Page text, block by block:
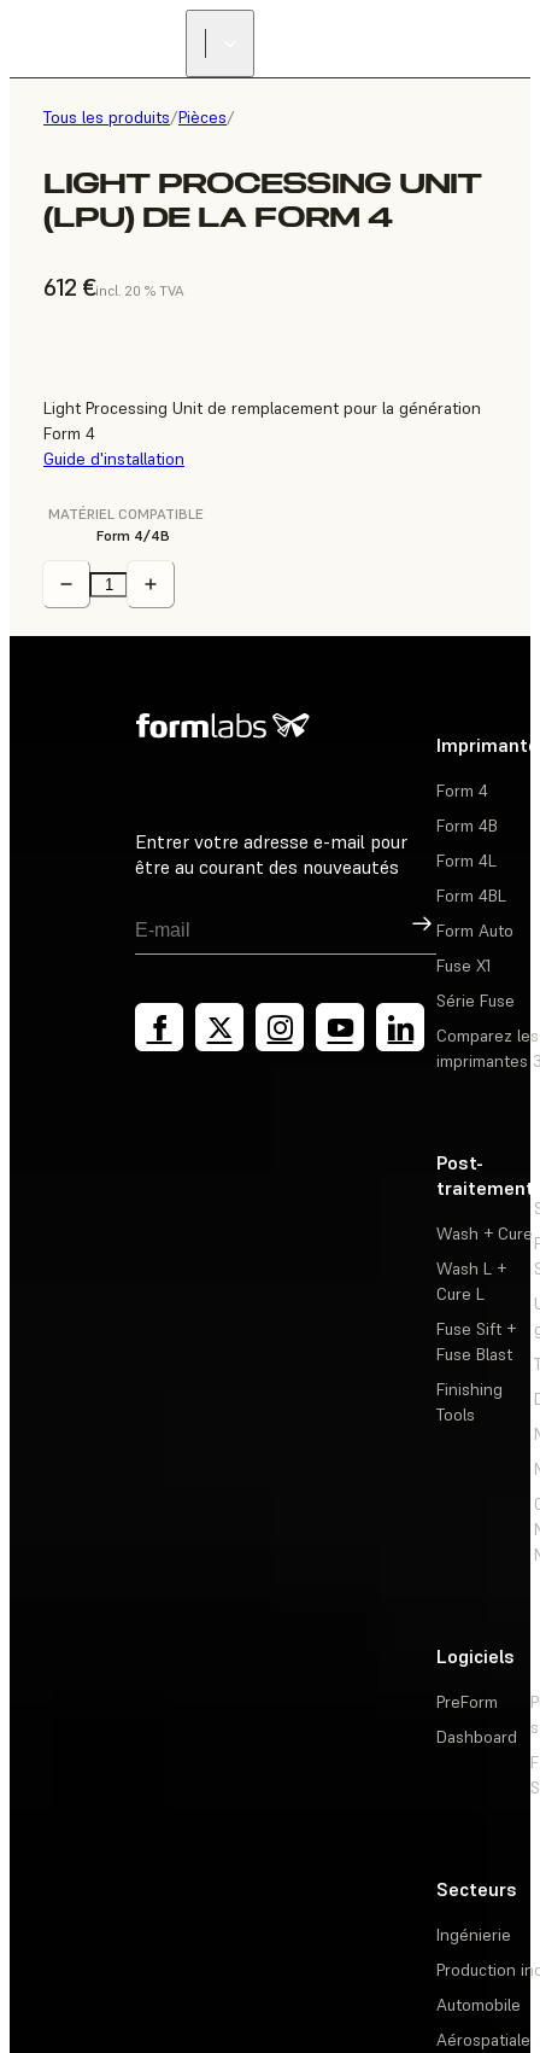
Tous les produits/Pièces/
LIGHT PROCESSING UNIT
(LPU) DE LA FORM 4
612 €incl. 20 % TVA
Light Processing Unit de remplacement pour la génération
Form 4
Guide d'installation
MATÉRIEL COMPATIBLE
Form 4/4B
Entrer votre adresse e-mail pour
être au courant des nouveautés
Inscription
Form 4
Form 4B
Form 4L
Form 4BL
Form Auto
Fuse X1
Série Fuse
Comparez les
imprimantes
Post-
traitement
Wash + Cure
Wash L +
Cure L
Fuse Sift +
Fuse Blast
Finishing
Tools
Logiciels
PreForm
Dashboard
Secteurs
Ingénierie
Production
Automobile
Aérospatiale